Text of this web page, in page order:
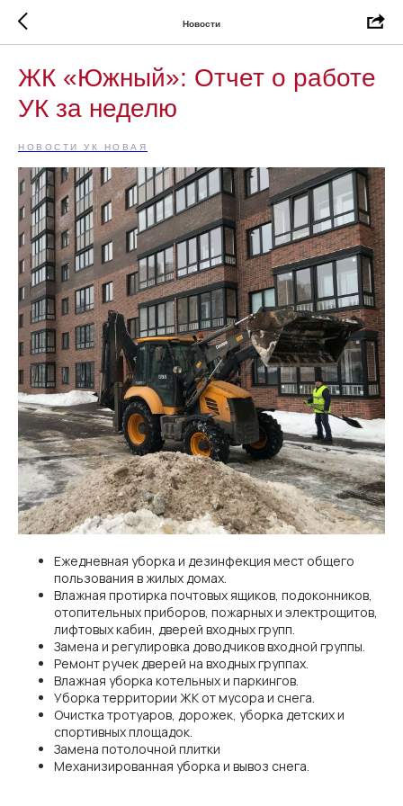
Новости
ЖК «Южный»: Отчет о работе
УК за неделю
НОВОСТИ УК НОВАЯ
Ежедневная уборка и дезинфекция мест общего
пользования в жилых домах.
Влажная протирка почтовых ящиков, подоконников,
отопительных приборов, пожарных и электрощитов,
лифтовых кабин, дверей входных групп.
Замена и регулировка доводчиков входной группы.
Ремонт ручек дверей на входных группах.
Влажная уборка котельных и паркингов.
Уборка территории ЖК от мусора и снега.
Очистка тротуаров, дорожек, уборка детских и
спортивных площадок.
Замена потолочной плитки
Механизированная уборка и вывоз снега.